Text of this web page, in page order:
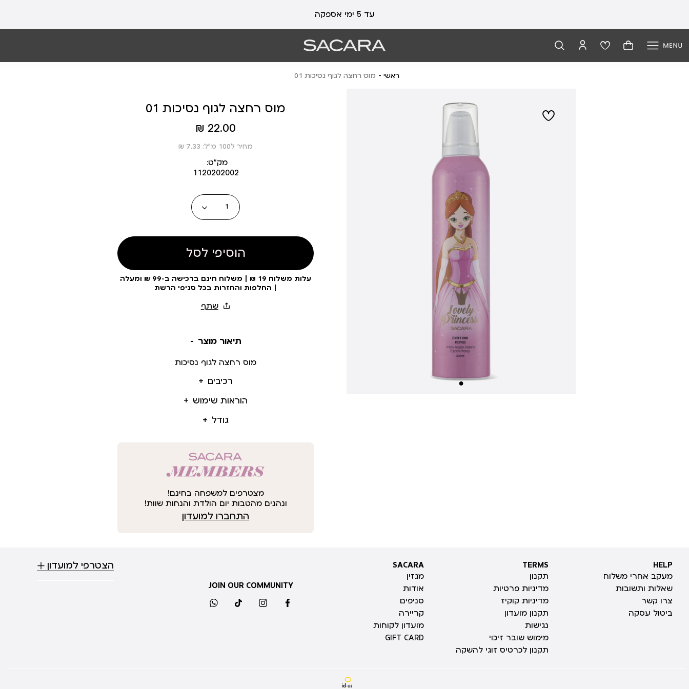
עד 5 ימי אספקה
ראשי מוס רחצה לגוף נסיכות 01
מוס רחצה לגוף נסיכות 01
מחיר
מוצר
22.00 ₪
מחיר ל100 מ”ל: 7.33 ₪
מק״ט:
1120202002
כמות
הוסיפי לסל
עלות משלוח 19 ₪ | משלוח חינם ברכישה ב-99 ₪ ומעלה
| החלפות והחזרות בכל סניפי הרשת
תיאור מוצר
רכיבים
הוראות שימוש
גודל
מוס רחצה לגוף נסיכות
מצטרפים למשפחה בחינם!
ונהנים מהטבות יום הולדת והנחות שוות!
התחברו למועדון
HELP
HELP
מעקב אחרי משלוח
שאלות ותשובות
צרו קשר
ביטול עסקה
TERMS
TERMS
תקנון
מדיניות פרטיות
מדיניות קוקיז
תקנון מועדון
נגישות
מימוש שובר זיכוי
תקנון לכרטיס זוגי להשקה
SACARA
SACARA
מגזין
אודות
סניפים
קריירה
מועדון לקוחות
GIFT CARD
JOIN OUR COMMUNITY
facebook
instagram
tiktok
whatsapp
הצטרפי למועדון